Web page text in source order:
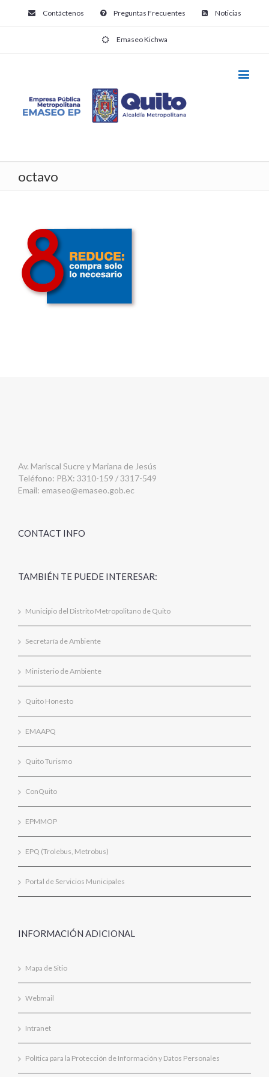
Contáctenos Preguntas Frecuentes Noticias
Emaseo Kichwa
octavo
Av. Mariscal Sucre y Mariana de Jesús
Teléfono: PBX: 3310-159 / 3317-549
Email: emaseo@emaseo.gob.ec
CONTACT INFO
TAMBIÉN TE PUEDE INTERESAR:
Municipio del Distrito Metropolitano de Quito
Secretaría de Ambiente
Ministerio de Ambiente
Quito Honesto
EMAAPQ
Quito Turismo
ConQuito
EPMMOP
EPQ (Trolebus, Metrobus)
Portal de Servicios Municipales
INFORMACIÓN ADICIONAL
Mapa de Sitio
Webmail
Intranet
Política para la Protección de Información y Datos Personales